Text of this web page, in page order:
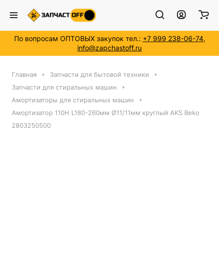
По вопросам ОПТОВЫХ закупок тел.: +7 999 238-06-74,
info@zapchastoff.ru
Главная
Запчасти для бытовой техники
Запчасти для стиральных машин
Амортизаторы для стиральных машин
Амортизатор 110Н L180-260мм Ø11/11мм круглый AKS Beko
2803250500